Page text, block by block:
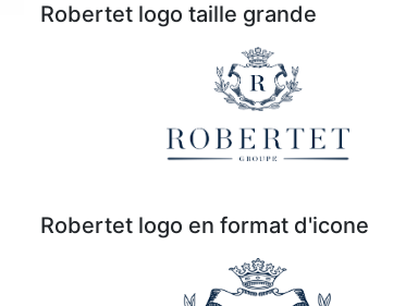
Robertet logo taille grande
Robertet logo en format d'icone